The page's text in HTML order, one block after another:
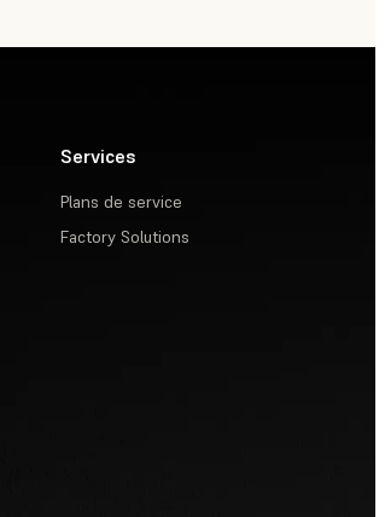
Services
Plans de service
Factory Solutions